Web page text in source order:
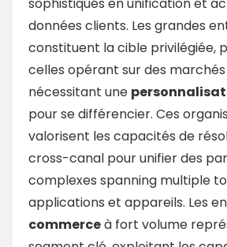
données clients. Les grandes
constituent la cible privilégiée,
celles opérant sur des
nécessitant une
pour se différencier. Ces
valorisent les capacités de
cross-canal pour unifier des
complexes spanning multiple
applications et appareils. Les
commerceà fort volume